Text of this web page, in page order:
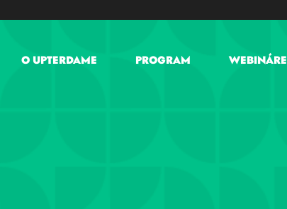
O UPTERDAME PROGRAM WEBINÁRE